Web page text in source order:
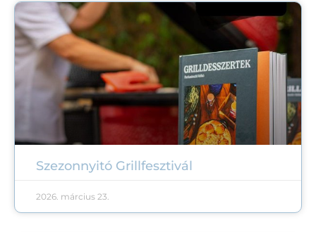
Szezonnyitó Grillfesztivál
2026. március 23.